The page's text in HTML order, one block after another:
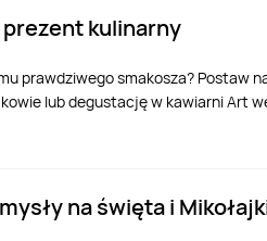
kulinarny
prawdziwego smakosza? Postaw
lub degustację w kawiarni Art
na święta i